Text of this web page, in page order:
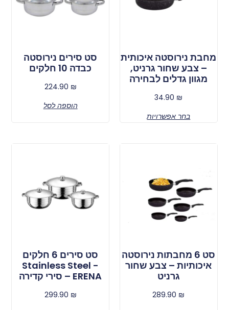
מחבת נירוסטה איכותית
– צבע שחור גרניט,
מגוון גדלים לבחירה
34.90 ₪
בחר אפשרויות
סט סירים נירוסטה
כבדה 10 חלקים
224.90 ₪
הוספה לסל
סט 6 מחבתות נירוסטה
איכותיות – צבע שחור
גרניט
289.90 ₪
סט סירים 6 חלקים
Stainless Steel -
ERENA – סירי קדירה
299.90 ₪